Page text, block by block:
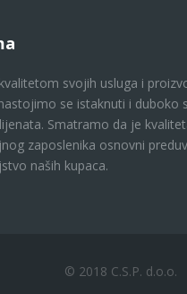
svojih usluga i
se istaknuti i duboko
Smatramo da je
zaposlenika osnovni
naših kupaca.
© 2018 C.S.P. d.o.o.